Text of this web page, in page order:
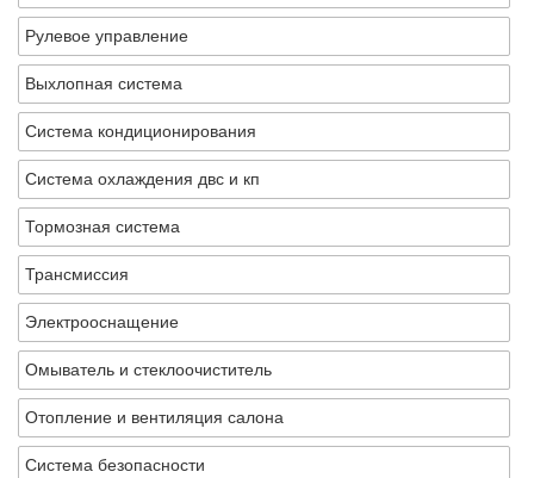
Рулевое управление
Выхлопная система
Система кондиционирования
Система охлаждения двс и кп
Тормозная система
Трансмиссия
Электрооснащение
Омыватель и стеклоочиститель
Отопление и вентиляция салона
Система безопасности